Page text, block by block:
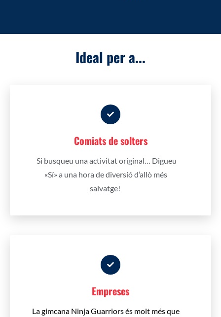
Ideal per a...
Comiats de solters
Si busqueu una activitat original… Digueu
«Sí» a una hora de diversió d’allò més
salvatge!
Empreses
La gimcana Ninja Guarriors és molt més que